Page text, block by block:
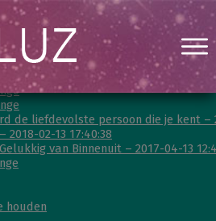
Gratis workshop!
de liefdevolste persoon die je kent –
2018-02-13 17:40:38
van Binnenuit – 2017-04-13
houden